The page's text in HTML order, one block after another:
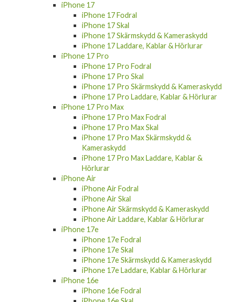
iPhone 17 Fodral
iPhone 17 Skal
iPhone 17 Skärmskydd & Kameraskydd
iPhone 17 Laddare, Kablar & Hörlurar
iPhone 17 Pro
iPhone 17 Pro Fodral
iPhone 17 Pro Skal
iPhone 17 Pro Skärmskydd & Kameraskydd
iPhone 17 Pro Laddare, Kablar & Hörlurar
iPhone 17 Pro Max
iPhone 17 Pro Max Fodral
iPhone 17 Pro Max Skal
iPhone 17 Pro Max Skärmskydd &
Kameraskydd
iPhone 17 Pro Max Laddare, Kablar &
Hörlurar
iPhone Air
iPhone Air Fodral
iPhone Air Skal
iPhone Air Skärmskydd & Kameraskydd
iPhone Air Laddare, Kablar & Hörlurar
iPhone 17e
iPhone 17e Fodral
iPhone 17e Skal
iPhone 17e Skärmskydd & Kameraskydd
iPhone 17e Laddare, Kablar & Hörlurar
iPhone 16e
iPhone 16e Fodral
iPhone 16e Skal